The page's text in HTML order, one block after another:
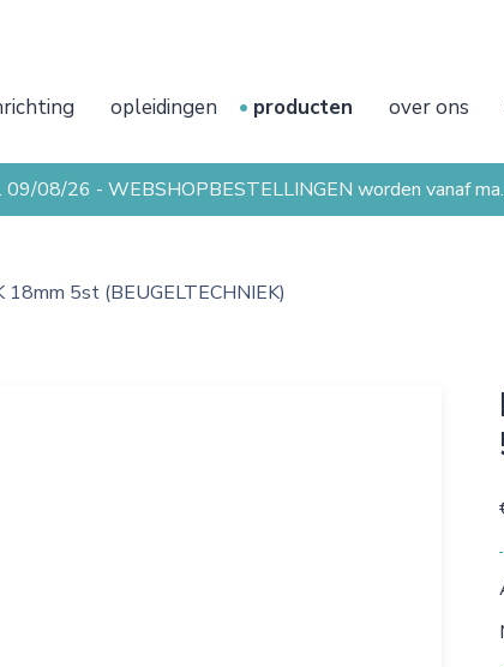
opleidingen producten over ons
09/08/26 - WEBSHOPBESTELLINGEN worden vanaf
18mm 5st (BEUGELTECHNIEK)